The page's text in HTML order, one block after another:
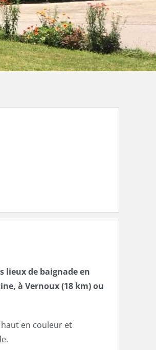
lieux de baignade en
à Vernoux (18 km) ou
en couleur et